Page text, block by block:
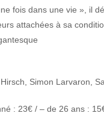
fois dans une vie », il
attachées à sa
Simon Larvaron,
: 23€ / – de 26 ans :